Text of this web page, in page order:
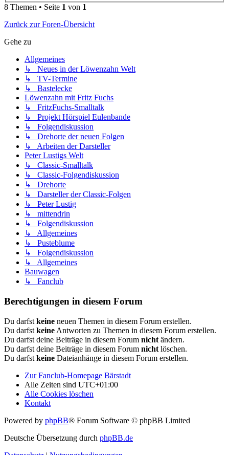
8 Themen • Seite 1 von 1
Zurück zur Foren-Übersicht
Gehe zu
Allgemeines
↳ Neues in der Löwenzahn Welt
↳ TV-Termine
↳ Bastelecke
Löwenzahn mit Fritz Fuchs
↳ FritzFuchs-Smalltalk
↳ Projekt Hörspiel Eulenbande
↳ Folgendiskussion
↳ Drehorte der neuen Folgen
↳ Arbeiten der Darsteller
Peter Lustigs Welt
↳ Classic-Smalltalk
↳ Classic-Folgendiskussion
↳ Drehorte
↳ Darsteller der Classic-Folgen
↳ Peter Lustig
↳ mittendrin
↳ Folgendiskussion
↳ Allgemeines
↳ Pusteblume
↳ Folgendiskussion
↳ Allgemeines
Bauwagen
↳ Fanclub
Berechtigungen in diesem Forum
Du darfst keine neuen Themen in diesem Forum erstellen.
Du darfst keine Antworten zu Themen in diesem Forum erstellen.
Du darfst deine Beiträge in diesem Forum nicht ändern.
Du darfst deine Beiträge in diesem Forum nicht löschen.
Du darfst keine Dateianhänge in diesem Forum erstellen.
Zur Fanclub-Homepage Bärstadt
Alle Zeiten sind UTC+01:00
Alle Cookies löschen
Kontakt
Powered by phpBB® Forum Software © phpBB Limited
Deutsche Übersetzung durch phpBB.de